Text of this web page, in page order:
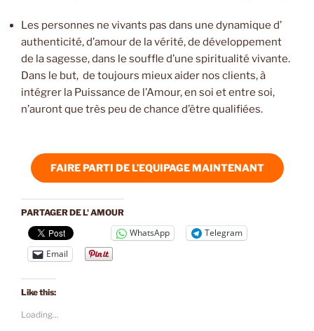
Les personnes ne vivants pas dans une dynamique d’
authenticité, d’amour de la vérité, de développement
de la sagesse, dans le souffle d’une spiritualité vivante.
Dans le but, de toujours mieux aider nos clients, à
intégrer la Puissance de l’Amour, en soi et entre soi,
n’auront que très peu de chance d’être qualifiées.
FAIRE PARTI DE L’EQUIPAGE MAINTENANT
PARTAGER DE L' AMOUR
WhatsApp
Telegram
Email
Like this:
Loading...